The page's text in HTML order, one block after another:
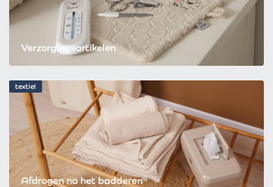
Verzorgingsartikelen
textiel
Afdrogen na het badderen